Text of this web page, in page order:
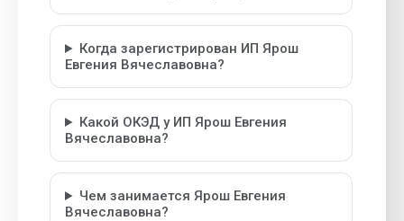
Когда зарегистрирован ИП Ярош
Евгения Вячеславовна?
Какой ОКЭД у ИП Ярош Евгения
Вячеславовна?
Чем занимается Ярош Евгения
Вячеславовна?